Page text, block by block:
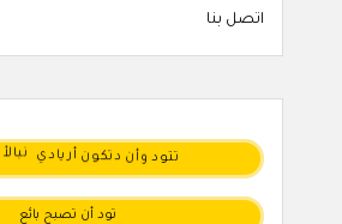
اتصل بنا
تتود وأن دتكون أريادي نبالأ
تود أن تصبح بائع